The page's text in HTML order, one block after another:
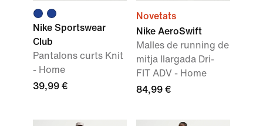
Nike Sportswear
Club
Pantalons curts Knit
- Home
39,99 €
Novetats
Nike AeroSwift
Malles de running de
mitja llargada Dri-
FIT ADV - Home
84,99 €